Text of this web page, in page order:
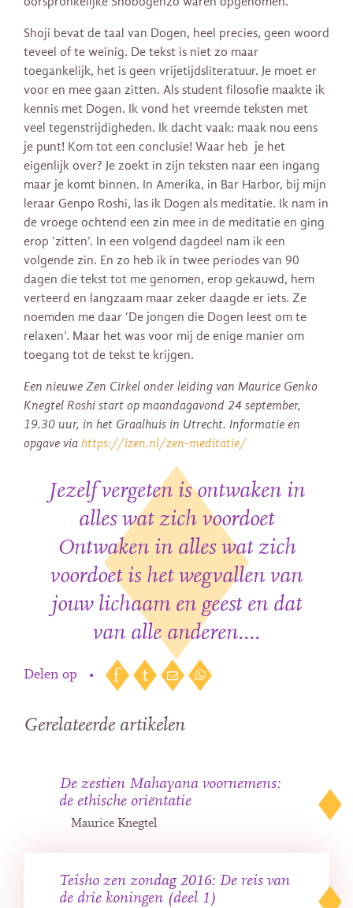
Shoji bevat de taal van Dogen, heel precies, geen woord
teveel of te weinig. De tekst is niet zo maar
toegankelijk, het is geen vrijetijdsliteratuur. Je moet er
voor en mee gaan zitten. Als student filosofie maakte ik
kennis met Dogen. Ik vond het vreemde teksten met
veel tegenstrijdigheden. Ik dacht vaak: maak nou eens
je punt! Kom tot een conclusie! Waar heb je het
eigenlijk over? Je zoekt in zijn teksten naar een ingang
maar je komt binnen. In Amerika, in Bar Harbor, bij mijn
leraar Genpo Roshi, las ik Dogen als meditatie. Ik nam in
de vroege ochtend een zin mee in de meditatie en ging
erop ‘zitten’. In een volgend dagdeel nam ik een
volgende zin. En zo heb ik in twee periodes van 90
dagen die tekst tot me genomen, erop gekauwd, hem
verteerd en langzaam maar zeker daagde er iets. Ze
noemden me daar ‘De jongen die Dogen leest om te
relaxen’. Maar het was voor mij de enige manier om
toegang tot de tekst te krijgen.
Een nieuwe Zen Cirkel onder leiding van Maurice Genko
Knegtel Roshi start op maandagavond 24 september,
19.30 uur, in het Graalhuis in Utrecht. Informatie en
opgave via https://izen.nl/zen-meditatie/
Jezelf vergeten is ontwaken in
alles wat zich voordoet
Ontwaken in alles wat zich
voordoet is het wegvallen van
jouw lichaam en geest en dat
van alle anderen....
Delen op •
Gerelateerde artikelen
De zestien Mahayana voornemens:
de ethische oriëntatie
Maurice Knegtel
Teisho zen zondag 2016: De reis van
de drie koningen (deel 1)